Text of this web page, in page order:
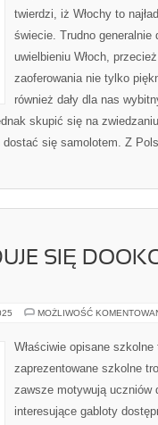
twierdzi, iż Włochy to
świecie. Trudno
uwielbieniu Włoch,
zaoferowania nie tylko
również dały dla nas
skupić się na
dostać się samolotem. Z
SIĘ
MOŻLIWOŚĆ
Właściwie opisane
zaprezentowane szkolne
zawsze motywują uczniów
interesujące gabloty